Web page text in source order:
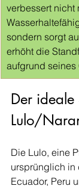
verbessert nicht
sondern sorgt
erhöht die
aufgrund seines
Der
Lulo/
Die Lulo, eine
ursprünglich in
Ecuador, Peru